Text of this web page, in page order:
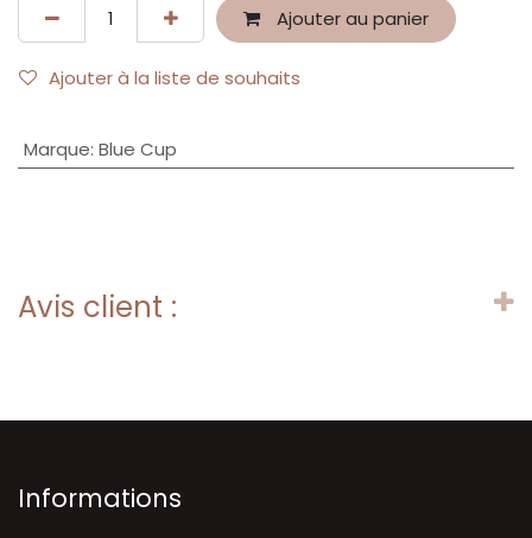
Ajouter au panier
Ajouter à la liste de souhaits
Marque: Blue Cup
Avis client :
Informations